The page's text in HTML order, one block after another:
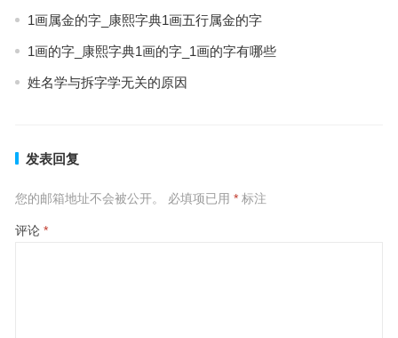
1画属金的字_康熙字典1画五行属金的字
1画的字_康熙字典1画的字_1画的字有哪些
姓名学与拆字学无关的原因
发表回复
您的邮箱地址不会被公开。 必填项已用 *标注
评论 *